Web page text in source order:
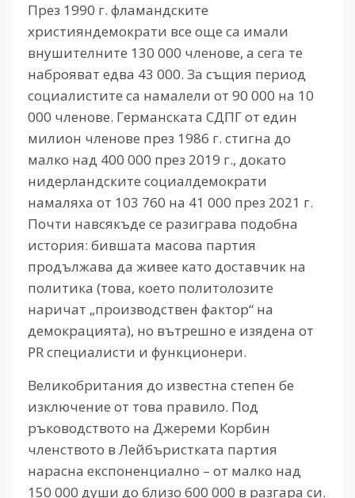
През 1990 г. фламандските
християндемократи все още са имали
внушителните 130 000 членове, а сега те
наброяват едва 43 000. За същия период
социалистите са намалели от 90 000 на 10
000 членове. Германската СДПГ от един
милион членове през 1986 г. стигна до
малко над 400 000 през 2019 г., докато
нидерландските социалдемократи
намаляха от 103 760 на 41 000 през 2021 г.
Почти навсякъде се разиграва подобна
история: бившата масова партия
продължава да живее като доставчик на
политика (това, което политолозите
наричат „производствен фактор“ на
демокрацията), но вътрешно е изядена от
PR специалисти и функционери.
Великобритания до известна степен бе
изключение от това правило. Под
ръководството на Джереми Корбин
членството в Лейбъристката партия
нарасна експоненциално – от малко над
150 000 души до близо 600 000 в разгара си.